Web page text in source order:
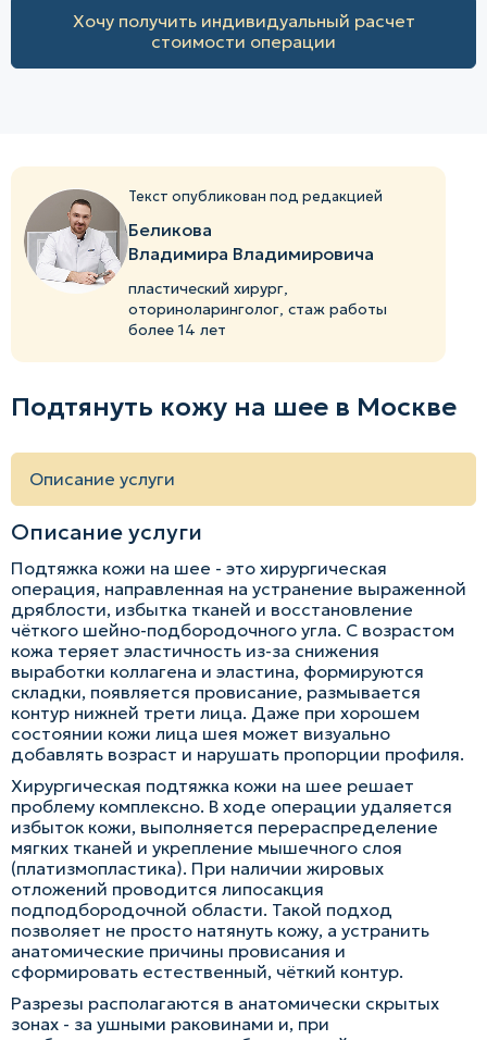
Хочу получить индивидуальный расчет
стоимости операции
Подтянуть кожу на шее в Москве
Описание услуги
Описание услуги
Подтяжка кожи на шее - это хирургическая
операция, направленная на устранение выраженной
дряблости, избытка тканей и восстановление
чёткого шейно-подбородочного угла. С возрастом
кожа теряет эластичность из-за снижения
выработки коллагена и эластина, формируются
складки, появляется провисание, размывается
контур нижней трети лица. Даже при хорошем
состоянии кожи лица шея может визуально
добавлять возраст и нарушать пропорции профиля.
Хирургическая подтяжка кожи на шее решает
проблему комплексно. В ходе операции удаляется
избыток кожи, выполняется перераспределение
мягких тканей и укрепление мышечного слоя
(платизмопластика). При наличии жировых
отложений проводится липосакция
подподбородочной области. Такой подход
позволяет не просто натянуть кожу, а устранить
анатомические причины провисания и
сформировать естественный, чёткий контур.
Разрезы располагаются в анатомически скрытых
зонах - за ушными раковинами и, при
Текст опубликован под редакцией
Беликова
Владимира Владимировича
пластический хирург,
оториноларинголог, стаж работы
более 14 лет